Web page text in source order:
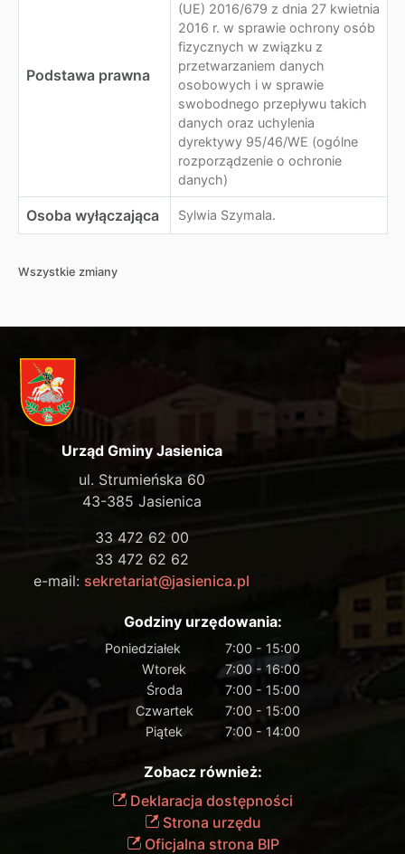
Podstawa prawna
(UE) 2016/679 z dnia 27 kwietnia
2016 r. w sprawie ochrony osób
fizycznych w związku z
przetwarzaniem danych
osobowych i w sprawie
swobodnego przepływu takich
danych oraz uchylenia
dyrektywy 95/46/WE (ogólne
rozporządzenie o ochronie
danych)
Osoba wyłączająca Sylwia Szymala.
Wszystkie zmiany
Urząd Gminy Jasienica
ul. Strumieńska 60
43-385 Jasienica
33 472 62 00
33 472 62 62
e-mail: sekretariat@jasienica.pl
Godziny urzędowania:
Poniedziałek
7:00 - 15:00
Wtorek
7:00 - 16:00
Środa
7:00 - 15:00
Czwartek
7:00 - 15:00
Piątek
7:00 - 14:00
Zobacz również:
Deklaracja dostępności
Strona urzędu
Oficjalna strona BIP